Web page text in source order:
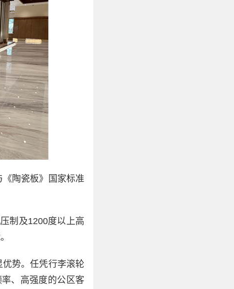
陶瓷板》国家标准
制及1200度以上高
势。任凭行李滚轮
、高强度的公区客